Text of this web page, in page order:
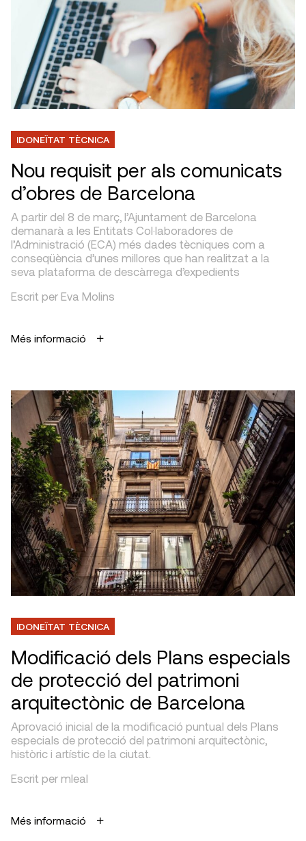
IDONEÏTAT TÈCNICA
Nou requisit per als comunicats
d’obres de Barcelona
A partir del 8 de març, l’Ajuntament de Barcelona
demanarà a les Entitats Col·laboradores de
l’Administració (ECA) més dades tècniques com a
conseqüència d’unes millores que han realitzat a la
seva plataforma de descàrrega d’expedients
Escrit per Eva Molins
Més informació
IDONEÏTAT TÈCNICA
Modificació dels Plans especials
de protecció del patrimoni
arquitectònic de Barcelona
Aprovació inicial de la modificació puntual dels Plans
especials de protecció del patrimoni arquitectònic,
històric i artístic de la ciutat.
Escrit per mleal
Més informació